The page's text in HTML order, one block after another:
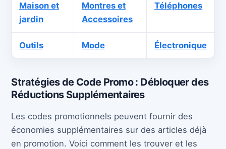
Maison et
jardin
Montres et
Accessoires
Téléphones
Outils Mode Électronique
Stratégies de Code Promo : Débloquer des
Réductions Supplémentaires
Les codes promotionnels peuvent fournir des
économies supplémentaires sur des articles déjà
en promotion. Voici comment les trouver et les